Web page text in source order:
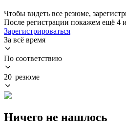
Чтобы видеть все резюме,
После регистрации покажем ещё 4
Зарегистрироваться
За всё время
По соответствию
20 резюме
Ничего не нашлось